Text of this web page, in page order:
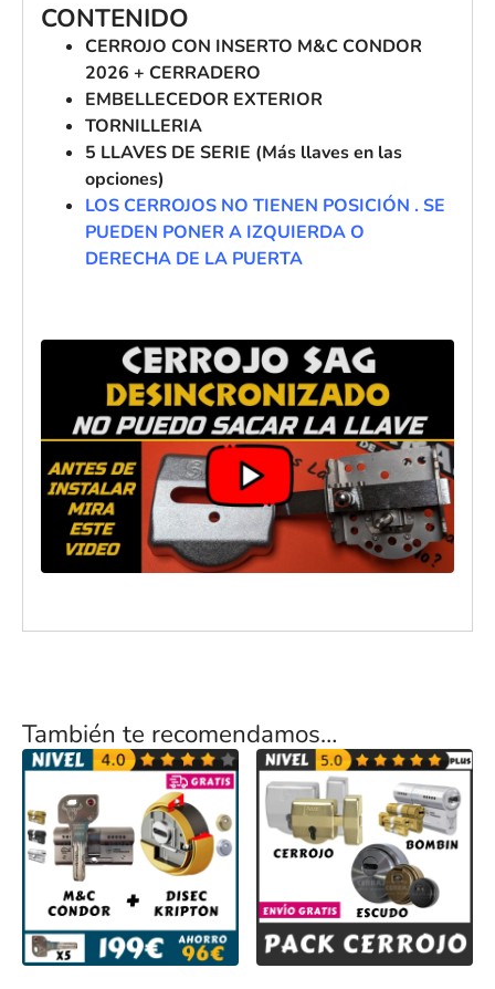
CONTENIDO
CERROJO CON INSERTO M&C CONDOR
2026 + CERRADERO
EMBELLECEDOR EXTERIOR
TORNILLERIA
5 LLAVES DE SERIE (Más llaves en las
opciones)
LOS CERROJOS NO TIENEN POSICIÓN . SE
PUEDEN PONER A IZQUIERDA O
DERECHA DE LA PUERTA
También te recomendamos…